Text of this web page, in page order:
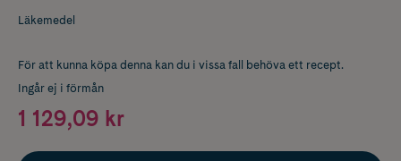
Läkemedel
För att kunna köpa denna kan du i vissa fall behöva ett recept.
Ingår ej i förmån
1 129,09 kr